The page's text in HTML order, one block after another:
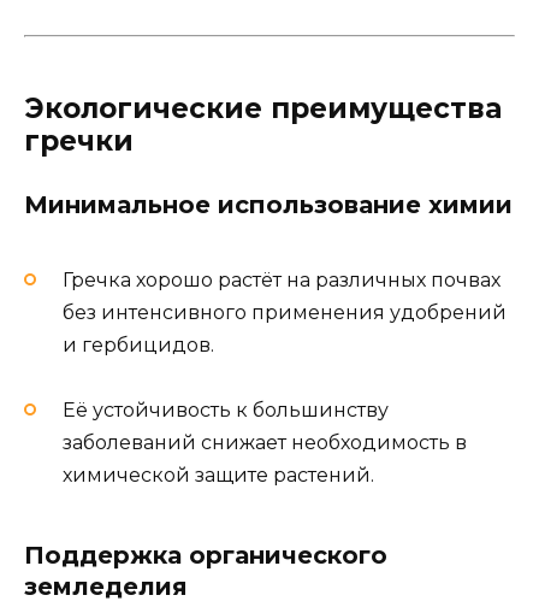
Экологические преимущества
гречки
Минимальное использование химии
Гречка хорошо растёт на различных почвах
без интенсивного применения удобрений
и гербицидов.
Её устойчивость к большинству
заболеваний снижает необходимость в
химической защите растений.
Поддержка органического
земледелия